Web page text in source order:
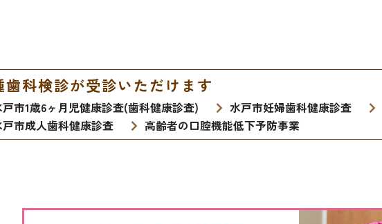
歯科検診が受診いただけます
市1歳6ヶ月児健康診査(歯科健康診査) 水戸市妊婦歯科健康診査
戸市成人歯科健康診査
高齢者の口腔機能低下予防事業